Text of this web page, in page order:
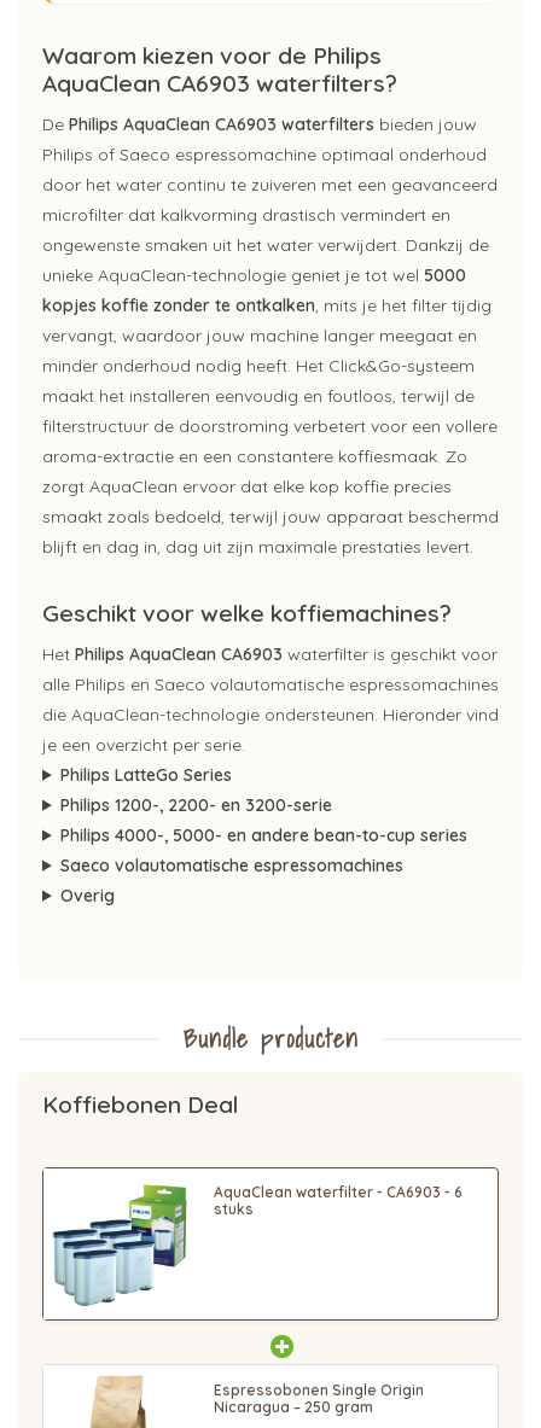
Waarom kiezen voor de Philips
AquaClean CA6903 waterfilters?
De Philips AquaClean CA6903 waterfilters bieden jouw
Philips of Saeco espressomachine optimaal onderhoud
door het water continu te zuiveren met een geavanceerd
microfilter dat kalkvorming drastisch vermindert en
ongewenste smaken uit het water verwijdert. Dankzij de
unieke AquaClean-technologie geniet je tot wel 5000
kopjes koffie zonder te ontkalken, mits je het filter tijdig
vervangt, waardoor jouw machine langer meegaat en
minder onderhoud nodig heeft. Het Click&Go-systeem
maakt het installeren eenvoudig en foutloos, terwijl de
filterstructuur de doorstroming verbetert voor een vollere
aroma-extractie en een constantere koffiesmaak. Zo
zorgt AquaClean ervoor dat elke kop koffie precies
smaakt zoals bedoeld, terwijl jouw apparaat beschermd
blijft en dag in, dag uit zijn maximale prestaties levert.
Geschikt voor welke koffiemachines?
Het Philips AquaClean CA6903 waterfilter is geschikt voor
alle Philips en Saeco volautomatische espressomachines
die AquaClean-technologie ondersteunen. Hieronder vind
je een overzicht per serie.
Philips LatteGo Series
Philips 1200-, 2200- en 3200-serie
Philips 4000-, 5000- en andere bean-to-cup series
Saeco volautomatische espressomachines
Overig
Bundle producten
Koffiebonen Deal
AquaClean waterfilter - CA6903 - 6
stuks
Espressobonen Single Origin
Nicaragua – 250 gram